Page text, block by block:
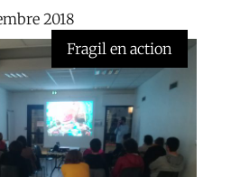
2018
Fragil en action